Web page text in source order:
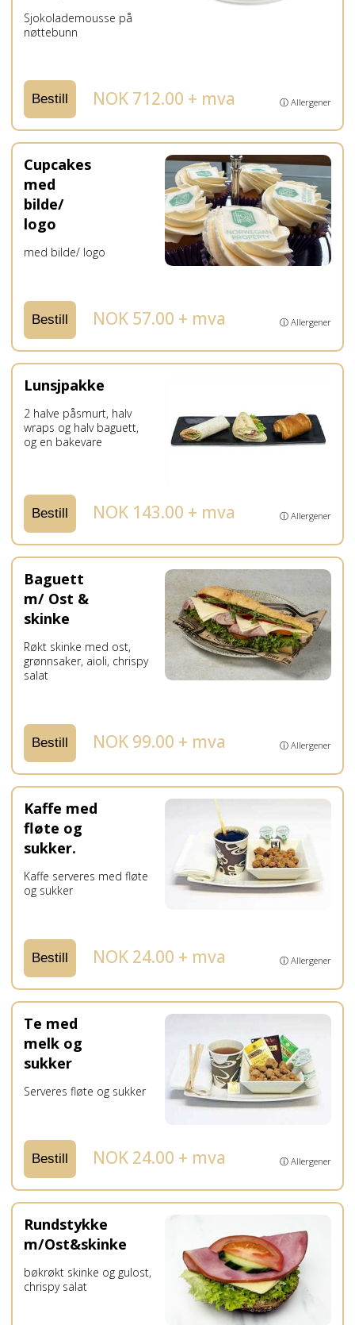
Sjokolademousse på
nøttebunn
Bestill NOK 712.00 + mva ⓘ Allergener
Cupcakes
med
bilde/
logo
med bilde/ logo
Bestill NOK 57.00 + mva ⓘ Allergener
Lunsjpakke
2 halve påsmurt, halv
wraps og halv baguett,
og en bakevare
Bestill NOK 143.00 + mva ⓘ Allergener
Baguett
m/ Ost &
skinke
Røkt skinke med ost,
grønnsaker, aioli, chrispy
salat
Bestill NOK 99.00 + mva ⓘ Allergener
Kaffe med
fløte og
sukker.
Kaffe serveres med fløte
og sukker
Bestill NOK 24.00 + mva ⓘ Allergener
Te med
melk og
sukker
Serveres fløte og sukker
Bestill NOK 24.00 + mva ⓘ Allergener
Rundstykke
m/Ost&skinke
bøkrøkt skinke og gulost,
chrispy salat